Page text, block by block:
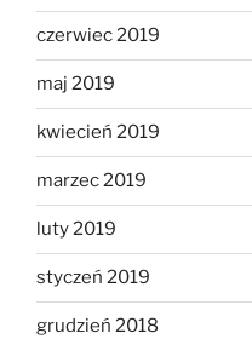
czerwiec 2019
maj 2019
kwiecień 2019
marzec 2019
luty 2019
styczeń 2019
grudzień 2018